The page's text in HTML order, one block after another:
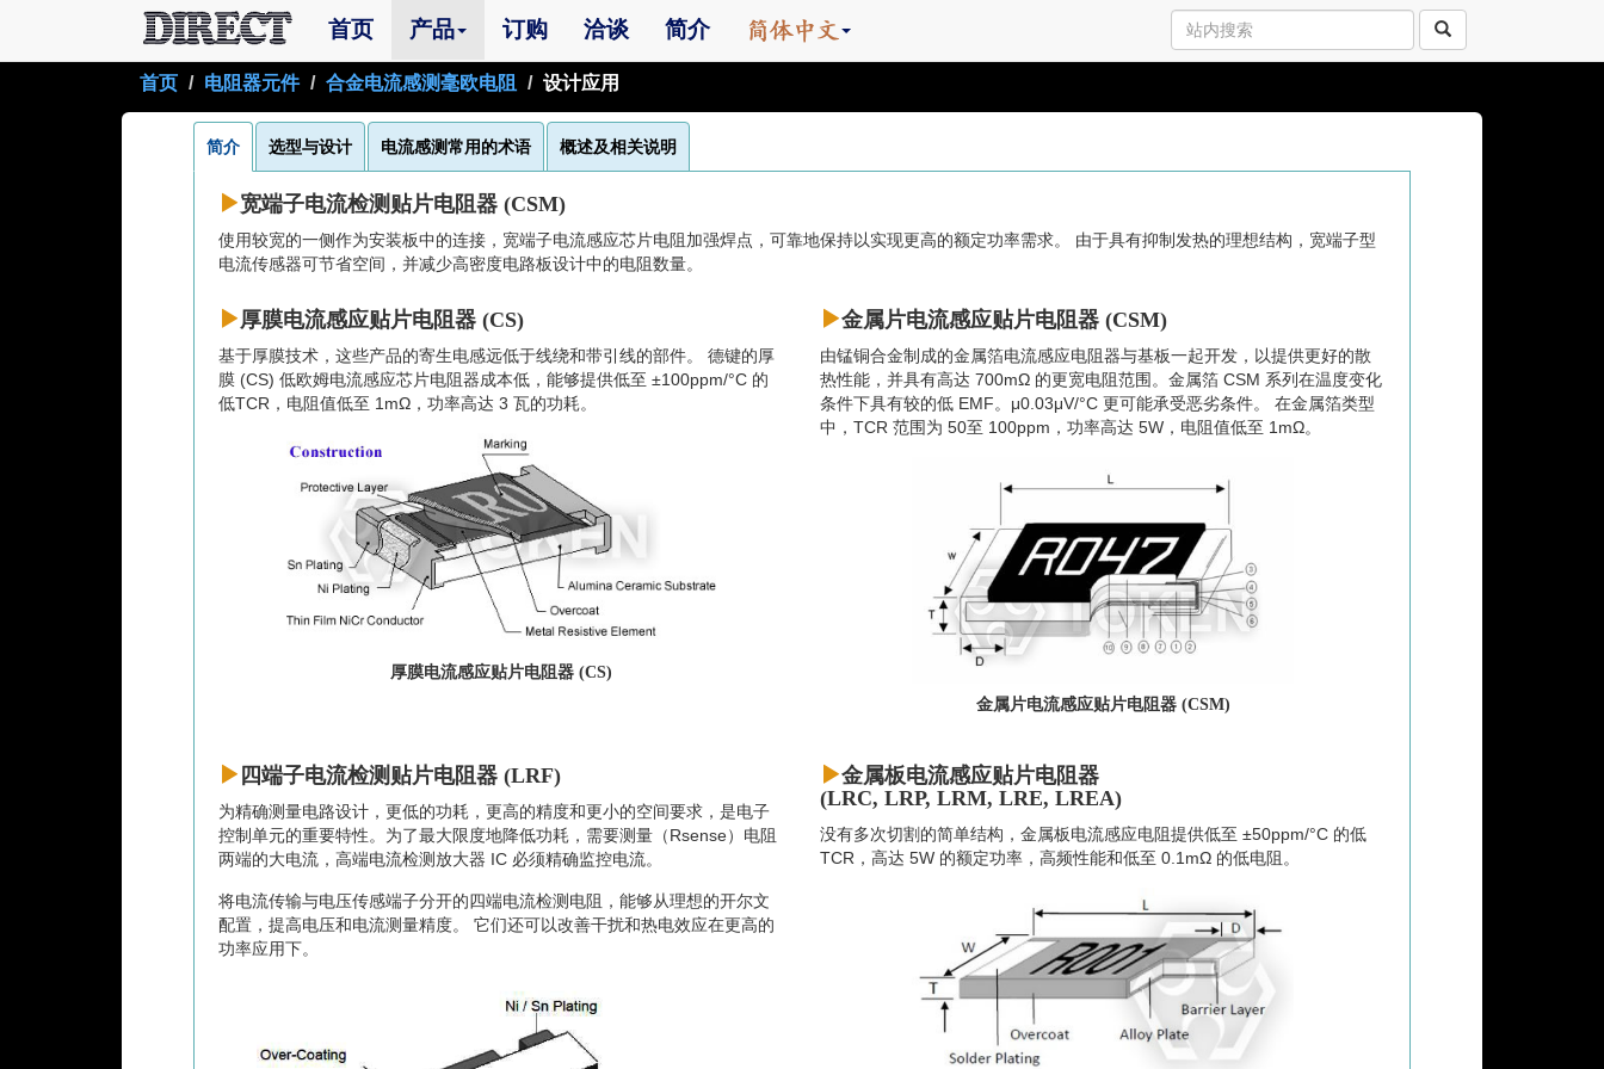
首页(current)
产品 订购 洽谈 简介
首页 电阻器元件 合金电流感测毫欧电阻 设计应用
简介 选型与设计 电流感测常用的术语 概述及相关说明
宽端子电流检测贴片电阻器 (CSM)
使用较宽的一侧作为安装板中的连接，宽端子电流感应芯片电阻加强焊点，可靠地保持以实现更高的额定功率需求。 由于具有抑制发热的理想结构，宽端子型
电流传感器可节省空间，并减少高密度电路板设计中的电阻数量。
厚膜电流感应贴片电阻器 (CS)
基于厚膜技术，这些产品的寄生电感远低于线绕和带引线的部件。 德键的厚
膜 (CS) 低欧姆电流感应芯片电阻器成本低，能够提供低至 ±100ppm/°C 的
低TCR，电阻值低至 1mΩ，功率高达 3 瓦的功耗。
厚膜电流感应贴片电阻器 (CS)
金属片电流感应贴片电阻器 (CSM)
由锰铜合金制成的金属箔电流感应电阻器与基板一起开发，以提供更好的散
热性能，并具有高达 700mΩ 的更宽电阻范围。金属箔 CSM 系列在温度变化
条件下具有较的低 EMF。μ0.03μV/°C 更可能承受恶劣条件。 在金属箔类型
中，TCR 范围为 50至 100ppm，功率高达 5W，电阻值低至 1mΩ。
金属片电流感应贴片电阻器 (CSM)
四端子电流检测贴片电阻器 (LRF)
为精确测量电路设计，更低的功耗，更高的精度和更小的空间要求，是电子
控制单元的重要特性。为了最大限度地降低功耗，需要测量（Rsense）电阻
两端的大电流，高端电流检测放大器 IC 必须精确监控电流。
将电流传输与电压传感端子分开的四端电流检测电阻，能够从理想的开尔文
配置，提高电压和电流测量精度。 它们还可以改善干扰和热电效应在更高的
功率应用下。
金属板电流感应贴片电阻器
(LRC, LRP, LRM, LRE, LREA)
没有多次切割的简单结构，金属板电流感应电阻提供低至 ±50ppm/°C 的低
TCR，高达 5W 的额定功率，高频性能和低至 0.1mΩ 的低电阻。